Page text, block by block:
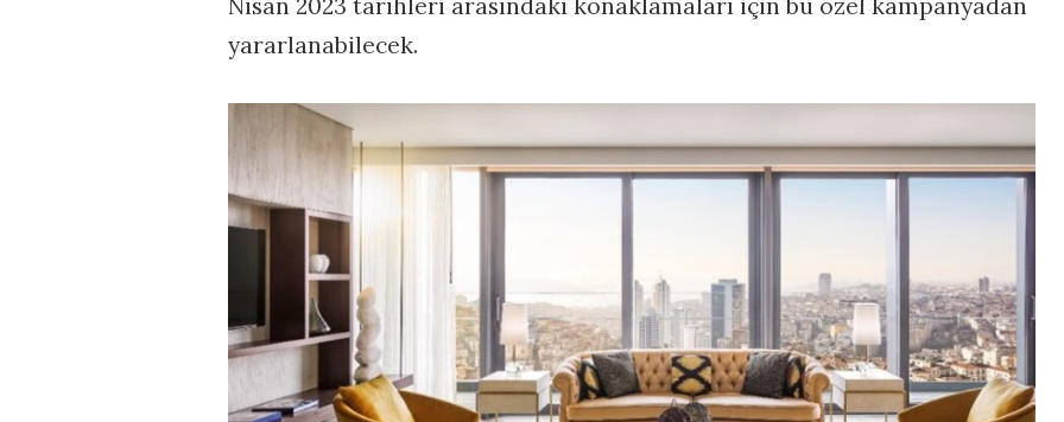
Nisan 2023 tarihleri arasındaki konaklamaları için bu özel kampanyadan
yararlanabilecek.